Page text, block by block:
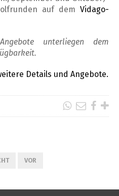
auf dem Vidago-
unterliegen dem
Details und Angebote.
VOR